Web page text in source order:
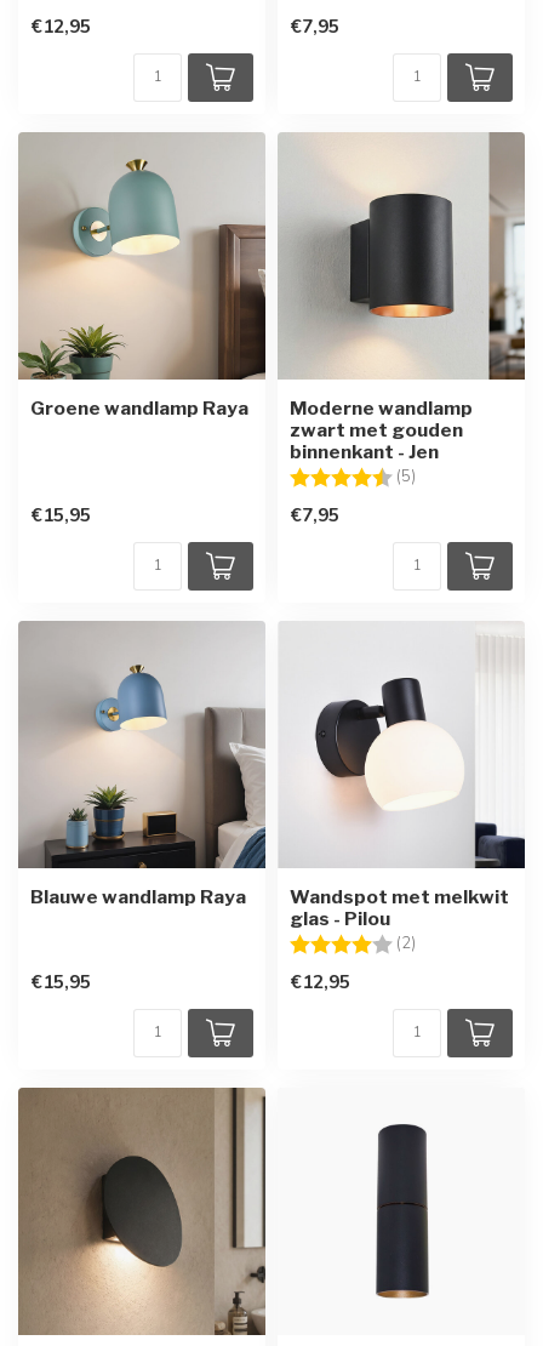
€12,95 €7,95
Groene wandlamp Raya
€15,95
Moderne wandlamp
zwart met gouden
binnenkant - Jen
Beoordeling: (5)
€7,95
Blauwe wandlamp Raya
€15,95
Wandspot met melkwit
glas - Pilou
Beoordeling: (2)
€12,95